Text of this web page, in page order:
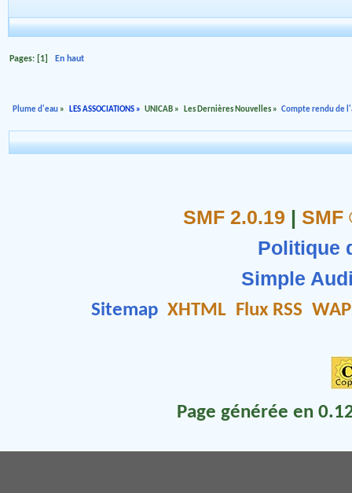
Pages: [1] En haut
Plume d'eau » LES ASSOCIATIONS» UNICAB » Les Dernières Nouvelles» Compte rendu de
SMF 2.0.19 | SMF
Politique
Simple
Sitemap XHTML Flux RSS
Page générée en